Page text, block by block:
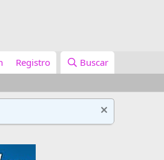
Registro Buscar